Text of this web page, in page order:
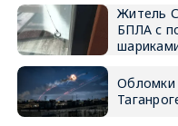
Житель
БПЛА с
Обломки